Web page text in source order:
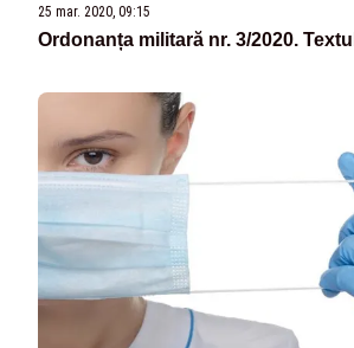
25 mar. 2020, 09:15
Ordonanța militară nr. 3/2020.